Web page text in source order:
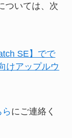
ついては、次
SE】でで
けアップルウ
らにご連絡く